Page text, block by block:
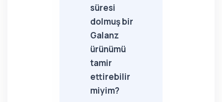
süresi
dolmuş bir
Galanz
ürünümü
tamir
ettirebilir
miyim?